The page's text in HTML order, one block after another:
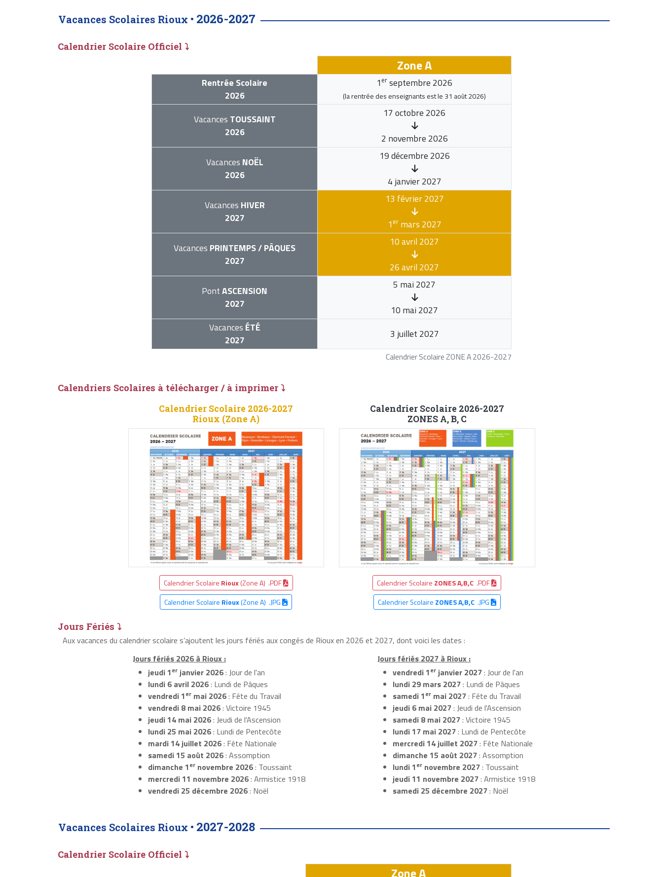
Vacances Scolaires Rioux • 2026-2027
Calendrier Scolaire Officiel ⤵
Calendrier Scolaire ZONE A 2026-2027
Zone A
Rentrée Scolaire
2026
1 er septembre 2026
(la rentrée des enseignants est le 31 août 2026)
Vacances TOUSSAINT
2026
17 octobre 2026
2 novembre 2026
Vacances NOËL
2026
19 décembre 2026
4 janvier 2027
Vacances HIVER
2027
13 février 2027
1ermars 2027
Vacances PRINTEMPS / PÂQUES
2027
10 avril 2027
26 avril 2027
PontASCENSION
2027
5 mai 2027
10 mai 2027
Vacances ÉTÉ
2027
3 juillet 2027
Calendriers Scolaires à télécharger / à imprimer ⤵
Calendrier Scolaire 2026-2027
Rioux (Zone A)
Calendrier Scolaire Rioux(Zone A) .PDF
Calendrier Scolaire Rioux(Zone A) .JPG
Calendrier Scolaire 2026-2027
ZONES A, B, C
Calendrier Scolaire ZONES A,B,C .PDF
Calendrier Scolaire ZONES A,B,C.JPG
Jours Fériés ⤵
Aux vacances du calendrier scolaire s’ajoutent les jours fériés aux congés de Rioux en 2026 et 2027, dont voici les dates :
Jours fériés 2026 à Rioux :
jeudi 1erjanvier 2026: Jour de l'an
lundi 6 avril 2026: Lundi de Pâques
vendredi 1ermai 2026: Fête du Travail
vendredi 8 mai 2026: Victoire 1945
jeudi 14 mai 2026: Jeudi de l'Ascension
lundi 25 mai 2026: Lundi de Pentecôte
mardi 14 juillet 2026: Fête Nationale
samedi 15 août 2026: Assomption
dimanche 1ernovembre 2026: Toussaint
mercredi 11 novembre 2026: Armistice 1918
vendredi 25 décembre 2026: Noël
Jours fériés 2027 à Rioux :
vendredi 1erjanvier 2027: Jour de l'an
lundi 29 mars 2027: Lundi de Pâques
samedi 1ermai 2027: Fête du Travail
jeudi 6 mai 2027: Jeudi de l'Ascension
samedi 8 mai 2027: Victoire 1945
lundi 17 mai 2027: Lundi de Pentecôte
mercredi 14 juillet 2027: Fête Nationale
dimanche 15 août 2027: Assomption
lundi 1ernovembre 2027: Toussaint
jeudi 11 novembre 2027: Armistice 1918
samedi 25 décembre 2027: Noël
Vacances Scolaires Rioux • 2027-2028
Calendrier Scolaire Officiel ⤵
Zone A